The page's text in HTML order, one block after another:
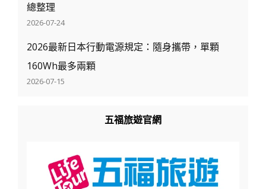
總整理
2026-07-24
2026最新日本行動電源規定：隨身攜帶，單顆
160Wh最多兩顆
2026-07-15
五福旅遊官網